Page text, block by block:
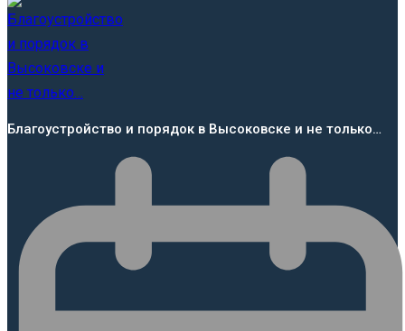
Благоустройство и порядок в Высоковске и не только…